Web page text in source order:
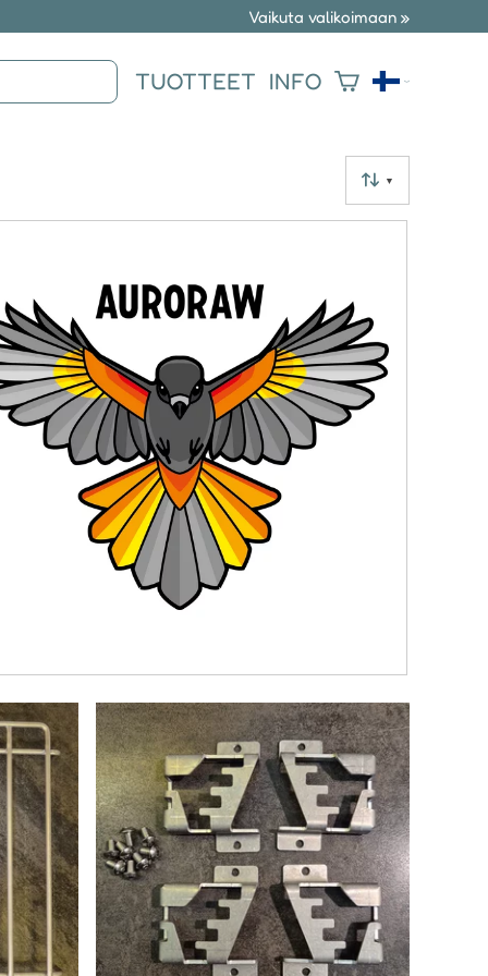
Vaikuta valikoimaan »
TUOTTEET INFO
▼